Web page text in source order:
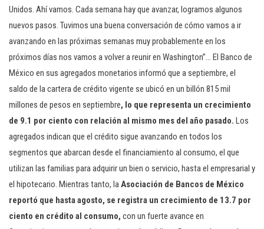
Unidos. Ahí vamos. Cada semana hay que avanzar, logramos algunos
nuevos pasos. Tuvimos una buena conversación de cómo vamos a ir
avanzando en las próximas semanas muy probablemente en los
próximos días nos vamos a volver a reunir en Washington”… El Banco de
México en sus agregados monetarios informó que a septiembre, el
saldo de la cartera de crédito vigente se ubicó en un billón 815 mil
millones de pesos en septiembre, lo que representa un crecimiento
de 9.1 por ciento con relación al mismo mes del año pasado. Los
agregados indican que el crédito sigue avanzando en todos los
segmentos que abarcan desde el financiamiento al consumo, el que
utilizan las familias para adquirir un bien o servicio, hasta el empresarial y
el hipotecario. Mientras tanto, laAsociación de Bancos de México
reportó que hasta agosto, se registra un crecimiento de 13.7 por
ciento en crédito al consumo, con un fuerte avance en